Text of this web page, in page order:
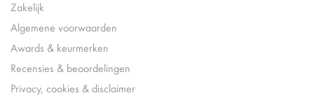
Zakelijk
Algemene voorwaarden
Awards & keurmerken
Recensies & beoordelingen
Privacy, cookies & disclaimer